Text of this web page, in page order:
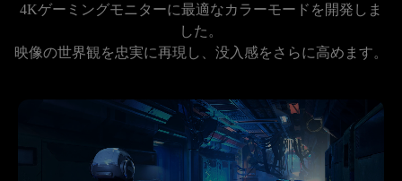
4Kゲーミングモニターに最適なカラーモードを開発しま
した。
映像の世界観を忠実に再現し、没入感をさらに高めます。